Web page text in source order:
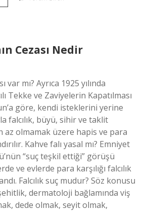
Cezası Nedir
var mı? Ayrıca 1925 yılında
Tekke ve Zaviyelerin Kapatılması
göre, kendi isteklerini yerine
falcılık, büyü, sihir ve taklit
az olmamak üzere hapis ve para
Kahve falı yasal mı? Emniyet
“suç teşkil ettiği” görüşü
ve evlerde para karşılığı falcılık
Falcılık suç mudur? Söz konusu
dermatoloji bağlamında viş
dede olmak, seyit olmak,